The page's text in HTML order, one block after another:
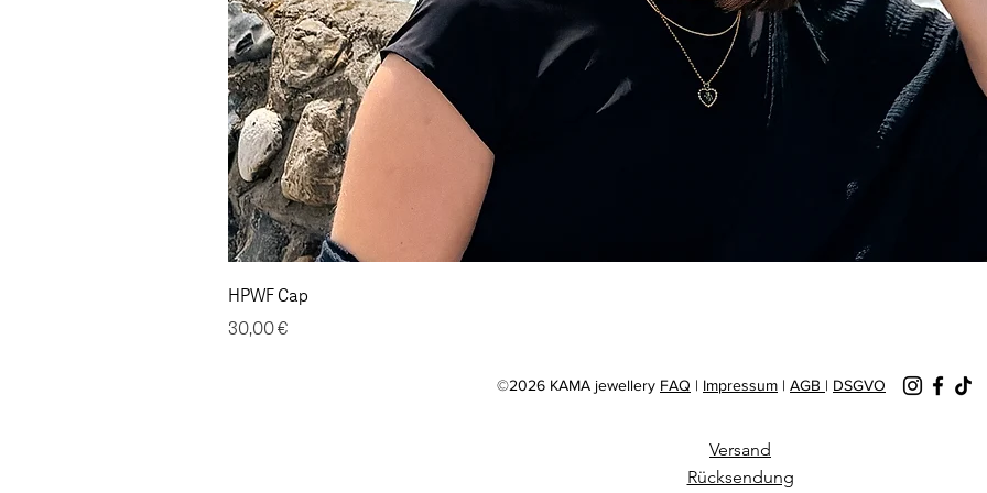
HPWF Cap
Preis
30,00 €
©2026 KAMA jewellery FAQ | Impressum | AGB | DSGVO
Versand
Rücksendung